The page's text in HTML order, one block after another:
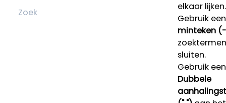
elkaar lijken.
Gebruik een
minteken
sluiten.
Gebruik een
Dubbele